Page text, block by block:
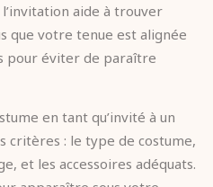
aide à trouver
que votre tenue est alignée
pour éviter de paraître
en tant qu’invité à un
critères : le type de costume,
et les accessoires adéquats.